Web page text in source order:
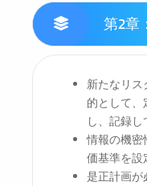
第2章
新たなリス
的として
し、記録し
情報の機密
価基準を設
是正計画が